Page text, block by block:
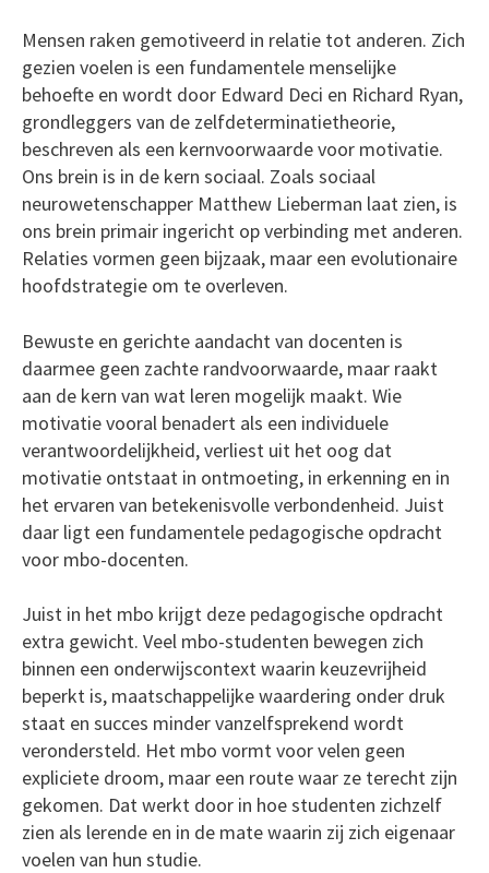
Mensen raken gemotiveerd in relatie tot anderen. Zich
gezien voelen is een fundamentele menselijke
behoefte en wordt door Edward Deci en Richard Ryan,
grondleggers van de zelfdeterminatietheorie,
beschreven als een kernvoorwaarde voor motivatie.
Ons brein is in de kern sociaal. Zoals sociaal
neurowetenschapper Matthew Lieberman laat zien, is
ons brein primair ingericht op verbinding met anderen.
Relaties vormen geen bijzaak, maar een evolutionaire
hoofdstrategie om te overleven.
Bewuste en gerichte aandacht van docenten is
daarmee geen zachte randvoorwaarde, maar raakt
aan de kern van wat leren mogelijk maakt. Wie
motivatie vooral benadert als een individuele
verantwoordelijkheid, verliest uit het oog dat
motivatie ontstaat in ontmoeting, in erkenning en in
het ervaren van betekenisvolle verbondenheid. Juist
daar ligt een fundamentele pedagogische opdracht
voor mbo-docenten.
Juist in het mbo krijgt deze pedagogische opdracht
extra gewicht. Veel mbo-studenten bewegen zich
binnen een onderwijscontext waarin keuzevrijheid
beperkt is, maatschappelijke waardering onder druk
staat en succes minder vanzelfsprekend wordt
verondersteld. Het mbo vormt voor velen geen
expliciete droom, maar een route waar ze terecht zijn
gekomen. Dat werkt door in hoe studenten zichzelf
zien als lerende en in de mate waarin zij zich eigenaar
voelen van hun studie.